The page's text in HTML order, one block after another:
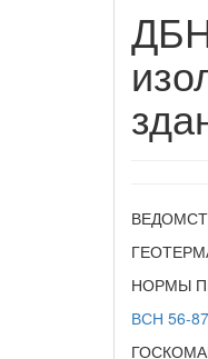
НОРМЫ
ВСН 56-87